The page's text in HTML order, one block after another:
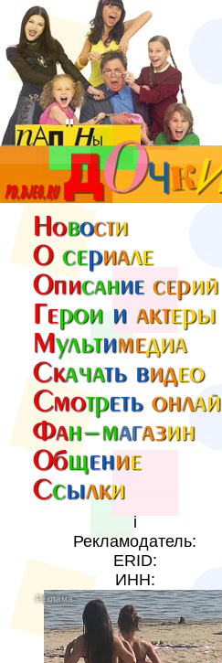
i
Рекламодатель:
ERID:
ИНН: